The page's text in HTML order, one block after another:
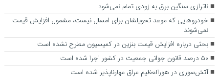
ناترازی سنگین برق به زودی تمام نمی‌شود
خودرو‌هایی که موعد تحویلشان برای امسال نیست، مشمول افزایش قیمت
نمی‌شوند
بحثی درباره افزایش قیمت بنزین در کمیسیون مطرح نشده است
۵۰ درصد قانون جوانی جمعیت در کشور اجرا شده است
آتش‌سوزی در هورالعظیم عراق مهارناپذیر شده است